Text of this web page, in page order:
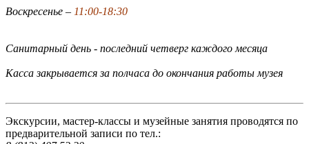
Воскресенье – 11:00-18:30
Санитарный день - последний четверг каждого месяца
Касса закрывается за полчаса до окончания работы музея
Экскурсии, мастер-классы и музейные занятия проводятся по
предварительной записи по тел.: